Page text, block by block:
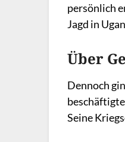
persönlich
Jagd in
Über
Dennoch
Seine